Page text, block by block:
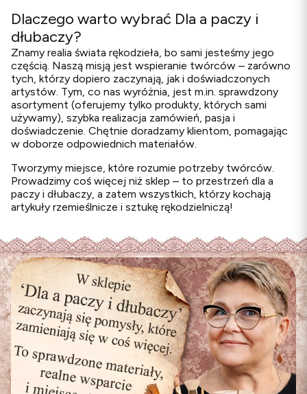
Dlaczego warto wybrać Dla a paczy i
dłubaczy?
Znamy realia świata rękodzieła, bo sami jesteśmy jego
częścią. Naszą misją jest wspieranie twórców – zarówno
tych, którzy dopiero zaczynają, jak i doświadczonych
artystów. Tym, co nas wyróżnia, jest m.in. sprawdzony
asortyment (oferujemy tylko produkty, których sami
używamy), szybka realizacja zamówień, pasja i
doświadczenie. Chętnie doradzamy klientom, pomagając
w doborze odpowiednich materiałów.
Tworzymy miejsce, które rozumie potrzeby twórców.
Prowadzimy coś więcej niż sklep – to przestrzeń dla a
paczy i dłubaczy, a zatem wszystkich, którzy kochają
artykuły rzemieślnicze i sztukę rękodzielniczą!